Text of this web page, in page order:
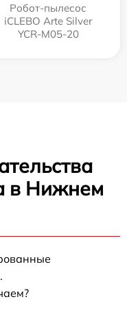
Робот-пылесос
iCLEBO Arte Silver
YCR-M05-20
в Нижнем